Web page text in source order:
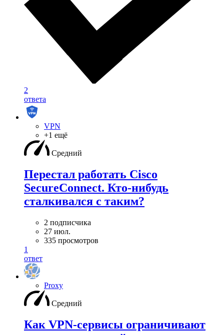
2
ответа
VPN
+1 ещё
Средний
Перестал работать Cisco
SecureConnect. Кто-нибудь
сталкивался с таким?
2 подписчика
27 июл.
335 просмотров
1
ответ
Proxy
Средний
Как VPN-сервисы ограничивают